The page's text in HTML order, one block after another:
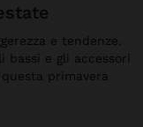
e tendenze.
e gli accessori
primavera